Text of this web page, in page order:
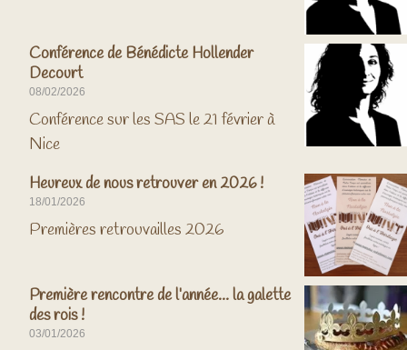
Conférence de Bénédicte Hollender
Decourt
08/02/2026
Conférence sur les SAS le 21 février à
Nice
Heureux de nous retrouver en 2026 !
18/01/2026
Premières retrouvailles 2026
Première rencontre de l’année… la galette
des rois !
03/01/2026